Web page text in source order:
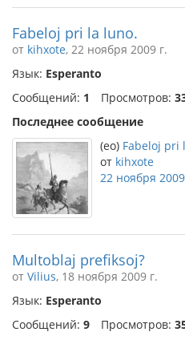
Fabeloj pri la luno.
от kihxote, 22 ноября 2009 г.
Язык: Esperanto
Сообщений: 1 Просмотров:
Последнее сообщение
(eo) Fabeloj pri
от kihxote
22 ноября
Multoblaj prefiksoj?
от Vilius, 18 ноября 2009 г.
Язык: Esperanto
Сообщений: 9 Просмотров: